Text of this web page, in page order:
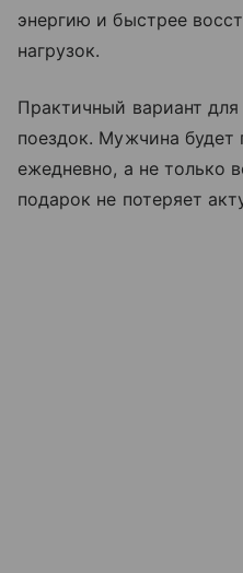
энергию и быстрее
нагрузок.
Практичный вариант
поездок. Мужчина будет
ежедневно, а не только
подарок не потеряет